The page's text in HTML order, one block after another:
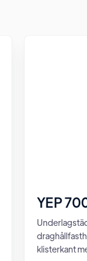
YEP
klisterkant